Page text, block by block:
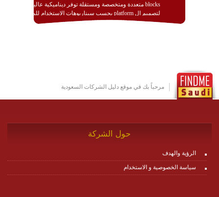
blocks متعددة ومتخصصة ومستقلة توفر ديناميكية عالية
لتصميم ال platform بحسب سيناريوهات الاستخدام للمنصة
وتتوافق مع النشر والاستثمار ضمن بيئة استضافة dedicated
http://www.plutosms.com/zagel
مرحباً بك في موقع دليل الشركات السعودية
حول الشركة
الرؤية والهدف
سياسة الخصوصية و الاستخدام